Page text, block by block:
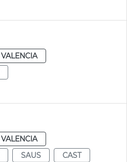
VALENCIA
VALENCIA
SAUS
CAST